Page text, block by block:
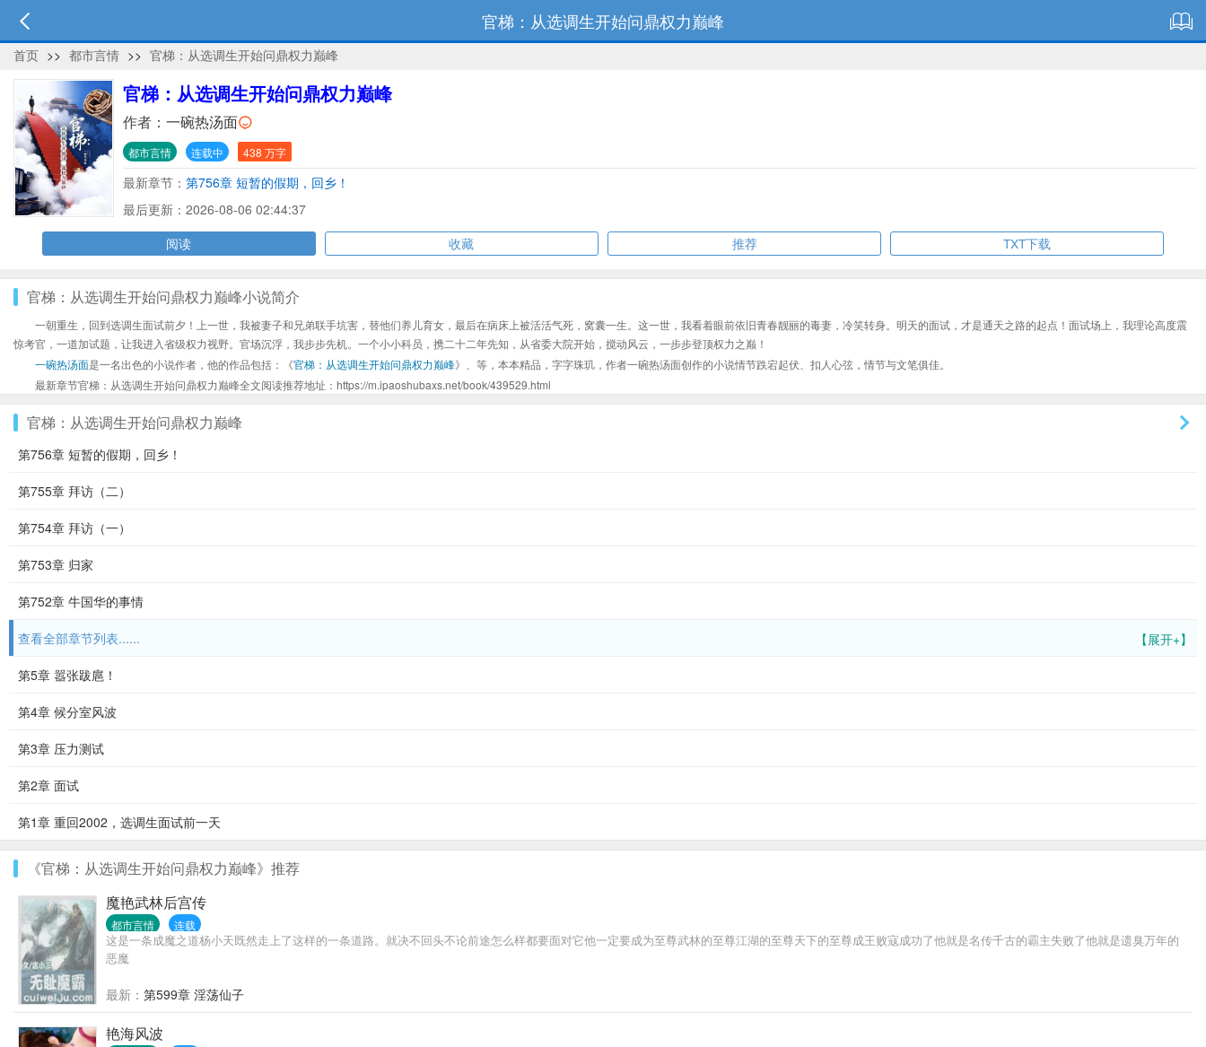
官梯：从选调生开始问鼎权力巅峰
首页 >> 都市言情 >> 官梯：从选调生开始问鼎权力巅峰
官梯：从选调生开始问鼎权力巅峰
作者： 一碗热汤面
都市言情 连载中 438 万字
最新章节： 第756章 短暂的假期，回乡！
最后更新：2026-08-06 02:44:37
阅读
收藏 推荐 TXT下载
官梯：从选调生开始问鼎权力巅峰小说简介
一朝重生，回到选调生面试前夕！上一世，我被妻子和兄弟联手坑害，替他们养儿育女，最后在病床上被活活气死，窝囊一生。这一世，我看着眼前依旧青春靓丽的毒妻，冷笑转身。明天的面试，才是通天之路的起点！面试场上，我理论高度震
惊考官，一道加试题，让我进入省级权力视野。官场沉浮，我步步先机。一个小小科员，携二十二年先知，从省委大院开始，搅动风云，一步步登顶权力之巅！
一碗热汤面是一名出色的小说作者，他的作品包括：《官梯：从选调生开始问鼎权力巅峰》、等，本本精品，字字珠玑，作者一碗热汤面创作的小说情节跌宕起伏、扣人心弦，情节与文笔俱佳。
最新章节官梯：从选调生开始问鼎权力巅峰全文阅读推荐地址：https://m.ipaoshubaxs.net/book/439529.html
官梯：从选调生开始问鼎权力巅峰
第756章 短暂的假期，回乡！
第755章 拜访（二）
第754章 拜访（一）
第753章 归家
第752章 牛国华的事情
【展开+】
查看全部章节列表......
第5章 嚣张跋扈！
第4章 候分室风波
第3章 压力测试
第2章 面试
第1章 重回2002，选调生面试前一天
《官梯：从选调生开始问鼎权力巅峰》推荐
魔艳武林后宫传
都市言情 连载
这是一条成魔之道杨小天既然走上了这样的一条道路。就决不回头不论前途怎么样都要面对它他一定要成为至尊武林的至尊江湖的至尊天下的至尊成王败寇成功了他就是名传千古的霸主失败了他就是遗臭万年的
恶魔
最新： 第599章 淫荡仙子
艳海风波